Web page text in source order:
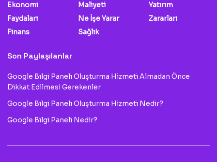
Ekonomi
Faydaları
Finans
Maliyeti
Ne İşe Yarar
Sağlık
Yatırım
Zararları
Son Paylaşılanlar
Google Bilgi Paneli Oluşturma Hizmeti Almadan Önce
Dikkat Edilmesi Gerekenler
Google Bilgi Paneli Oluşturma Hizmeti Nedir?
Google Bilgi Paneli Nedir?